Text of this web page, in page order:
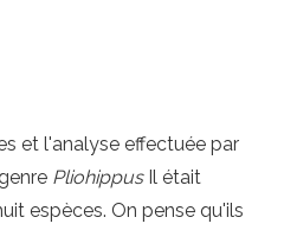
et l'analyse effectuée par
PliohippusIl était
espèces. On pense qu'ils